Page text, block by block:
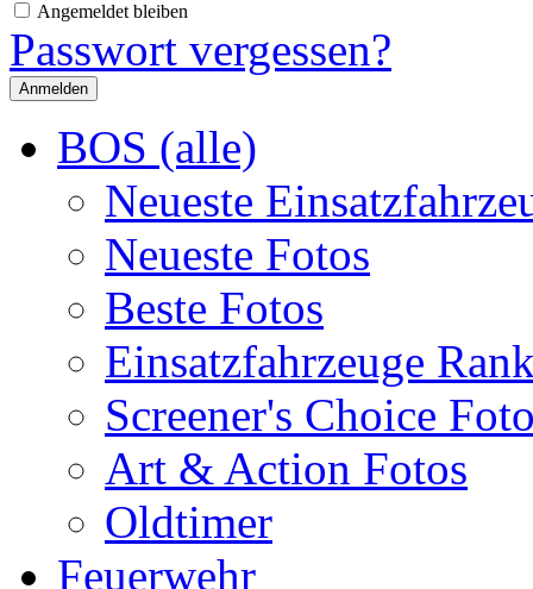
Angemeldet bleiben
Passwort vergessen?
BOS (alle)
Neueste
Neueste Fotos
Beste Fotos
Einsatzfahrzeuge
Screener's Choice
Art & Action Fotos
Oldtimer
Feuerwehr